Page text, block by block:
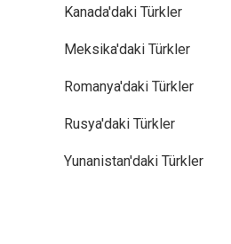
Kanada'daki Türkler
Meksika'daki Türkler
Romanya'daki Türkler
Rusya'daki Türkler
Yunanistan'daki Türkler